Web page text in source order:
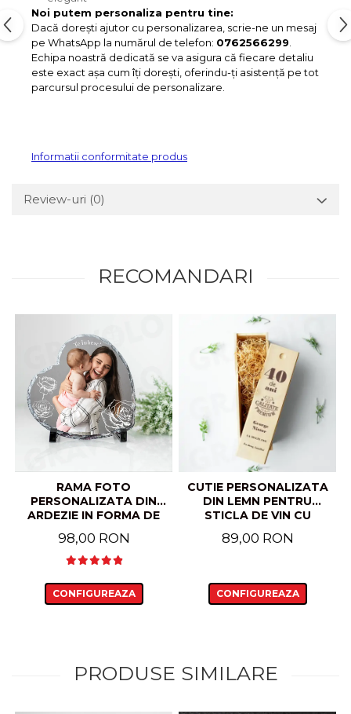
Noi putem personaliza pentru tine:
Dacă dorești ajutor cu personalizarea, scrie-ne un mesaj
pe WhatsApp la numărul de telefon: 0762566299
Echipa noastră dedicată se va asigura că fiecare detaliu
este exact așa cum îți dorești, oferindu-ți asistență pe tot
parcursul procesului de personalizare.
Informatii conformitate produs
Review-uri (0)
RECOMANDARI
RAMA FOTO
PERSONALIZATA DIN
ARDEZIE IN FORMA DE
98,00 RON
CONFIGUREAZA
CUTIE PERSONALIZATA
DIN LEMN PENTRU
STICLA DE VIN CU
CALITATE PREMIUM"
89,00 RON
CONFIGUREAZA
PRODUSE SIMILARE